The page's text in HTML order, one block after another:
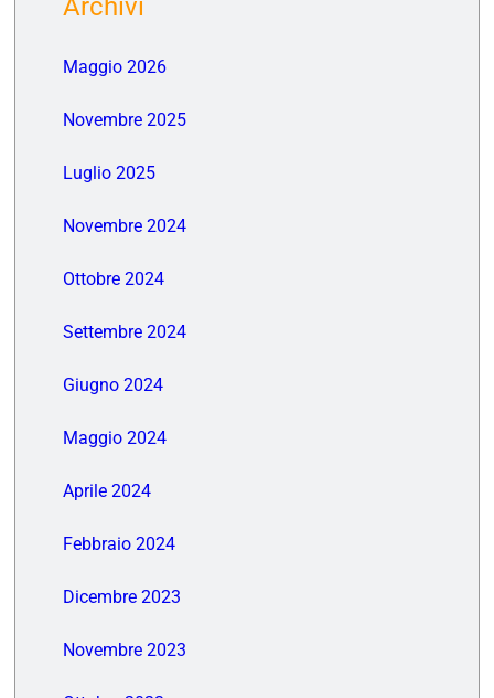
Archivi
Maggio 2026
Novembre 2025
Luglio 2025
Novembre 2024
Ottobre 2024
Settembre 2024
Giugno 2024
Maggio 2024
Aprile 2024
Febbraio 2024
Dicembre 2023
Novembre 2023